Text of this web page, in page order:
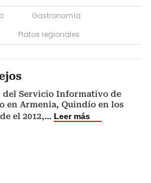
Gastronomía
Platos regionales
del Servicio Informativo de
en Armenia, Quindío en los
el 2012,... Leer más